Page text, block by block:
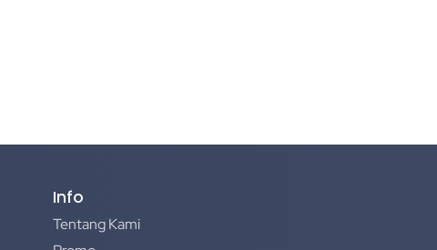
Info
Tentang Kami